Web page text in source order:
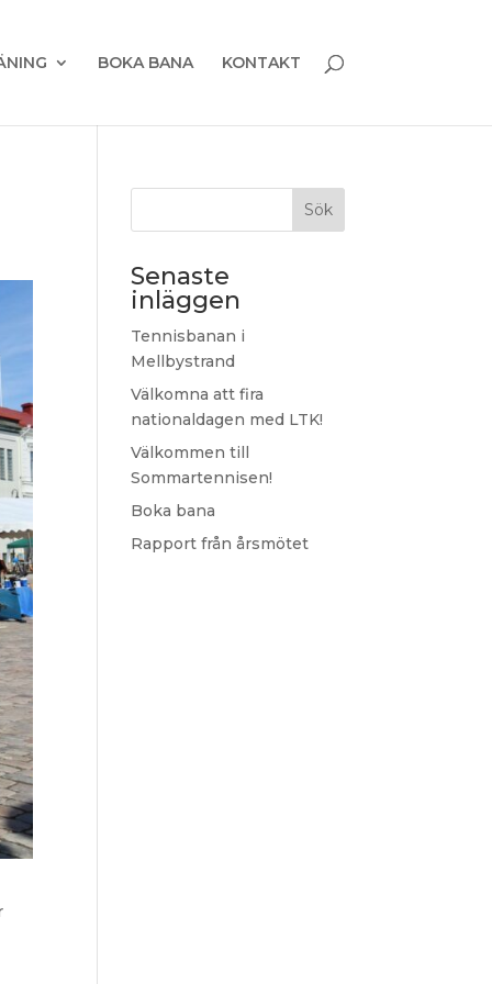
BOKA BANA KONTAKT
Sök
Senaste
inläggen
Tennisbanan i
Mellbystrand
Välkomna att fira
nationaldagen med LTK!
Välkommen till
Sommartennisen!
Boka bana
Rapport från årsmötet